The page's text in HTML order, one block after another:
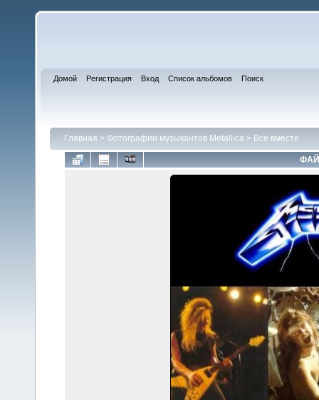
Домой Регистрация Вход Список альбомов Поиск
Главная > Фотографии музыкантов Metallica > Все вместе